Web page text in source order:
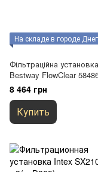
Фільтраційна установка
Bestway FlowClear
м3/год, D385)
8 464 грн
Купить